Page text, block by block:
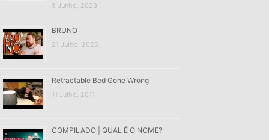
9 Junho, 2023
BRUNO
21 Julho, 2025
Retractable Bed Gone Wrong
11 Julho, 2011
COMPILADO | QUAL É O NOME?